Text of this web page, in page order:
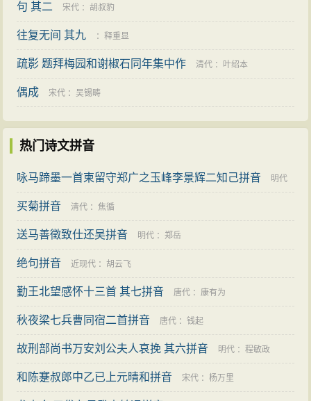
句 其二 宋代 ：胡叔豹
往复无间 其九 ：释重显
疏影 题拜梅园和谢椒石同年集中作 清代 ： 叶绍本
偶成 宋代 ：吴锡畴
热门诗文拼音
咏马蹄墨一首柬留守郑广之玉峰李景辉二知己拼音 明代
：童轩
买菊拼音 清代 ：焦循
送马善徵致仕还吴拼音 明代 ：郑岳
绝句拼音 近现代 ：胡云飞
勤王北望感怀十三首 其七拼音 唐代 ：康有为
秋夜梁七兵曹同宿二首拼音 唐代 ：钱起
故刑部尚书万安刘公夫人哀挽 其六拼音 明代 ：程敏政
和陈蹇叔郎中乙已上元晴和拼音 宋代 ：杨万里